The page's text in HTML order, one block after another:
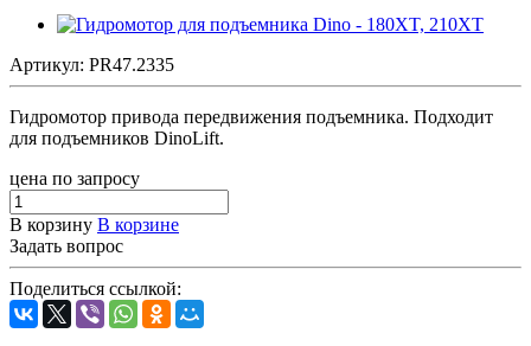
Артикул: PR47.2335
Гидромотор привода передвижения подъемника. Подходит
для подъемников DinoLift.
цена по запросу
В корзину В корзине
Задать вопрос
Поделиться ссылкой: